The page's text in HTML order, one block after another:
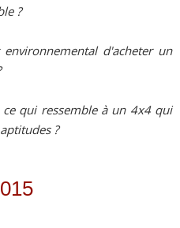
?
d'acheter un
ce qui ressemble à un 4x4 qui
?